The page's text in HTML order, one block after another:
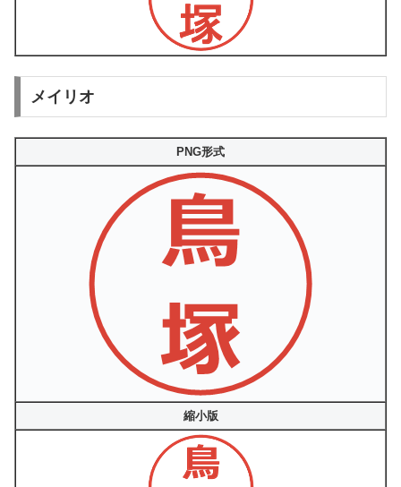
メイリオ
PNG形式
縮小版